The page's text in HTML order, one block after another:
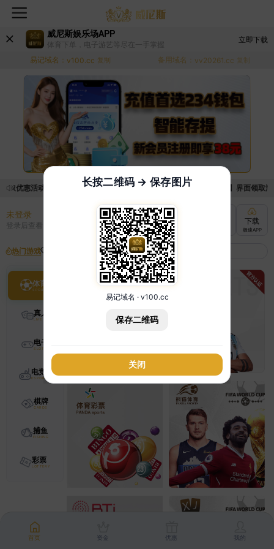
威尼斯娱乐场APP
体育下单，电子游艺等尽在一手掌握
立即下载
易记域名： v100.cc 复制 备用域名： vv20261.cc 复制
取优惠活动的手续麻烦，已新增优惠系统，现在可以前往【福利中心】界面领取
未登录
登录后查看 充值
快速到账
下载
极速APP
热门游戏
体育
真人
电子
电竞
棋牌
捕鱼
彩票
首页 资金 优惠 我的
长按二维码 → 保存图片
易记域名 · v100.cc
保存二维码
关闭